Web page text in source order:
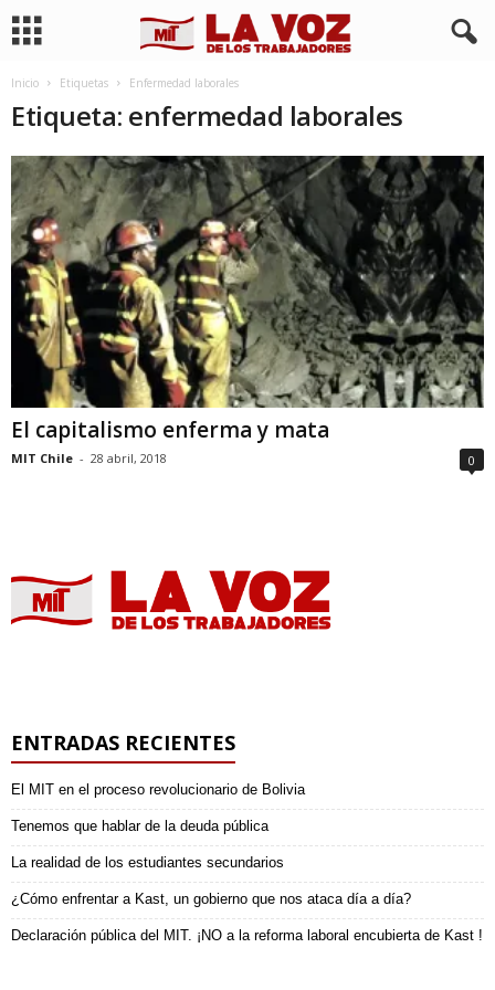
Inicio Etiquetas Enfermedad laborales
Etiqueta: enfermedad laborales
El capitalismo enferma y mata
MIT Chile - 28 abril, 2018 0
ENTRADAS RECIENTES
El MIT en el proceso revolucionario de Bolivia
Tenemos que hablar de la deuda pública
La realidad de los estudiantes secundarios
¿Cómo enfrentar a Kast, un gobierno que nos ataca día a día?
Declaración pública del MIT. ¡NO a la reforma laboral encubierta de Kast !